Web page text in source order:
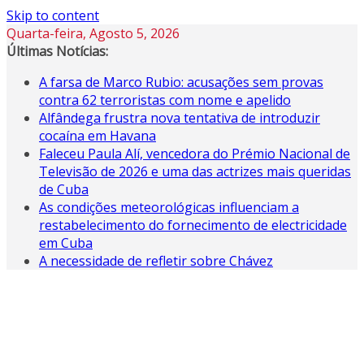
Skip to content
Quarta-feira, Agosto 5, 2026
Últimas Notícias:
A farsa de Marco Rubio: acusações sem provas
contra 62 terroristas com nome e apelido
Alfândega frustra nova tentativa de introduzir
cocaína em Havana
Faleceu Paula Alí, vencedora do Prémio Nacional de
Televisão de 2026 e uma das actrizes mais queridas
de Cuba
As condições meteorológicas influenciam a
restabelecimento do fornecimento de electricidade
em Cuba
A necessidade de refletir sobre Chávez